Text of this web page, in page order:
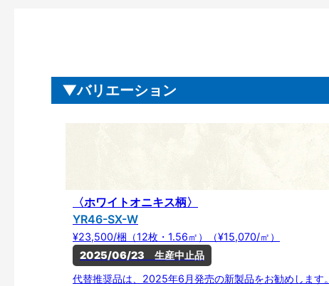
バリエーション
〈ホワイトオニキス柄〉
YR46-SX-W
¥23,500/梱（12枚・1.56㎡）（¥15,070/㎡）
2025/06/23　生産中止品
代替推奨品は、2025年6月発売の新製品をお勧めします。